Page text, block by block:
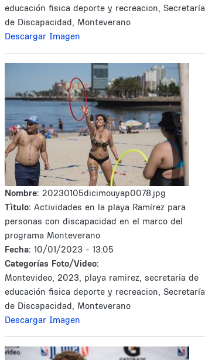
educación fisica deporte y recreacion, Secretaría
de Discapacidad, Monteverano
Descargar Imagen
Nombre: 20230105dicimouyap0078.jpg
Tìtulo: Actividades en la playa Ramírez para
personas con discapacidad en el marco del
programa Monteverano
Fecha: 10/01/2023 - 13:05
Categorías Foto/Video:
Montevideo, 2023, playa ramirez, secretaria de
educación fisica deporte y recreacion, Secretaría
de Discapacidad, Monteverano
Descargar Imagen